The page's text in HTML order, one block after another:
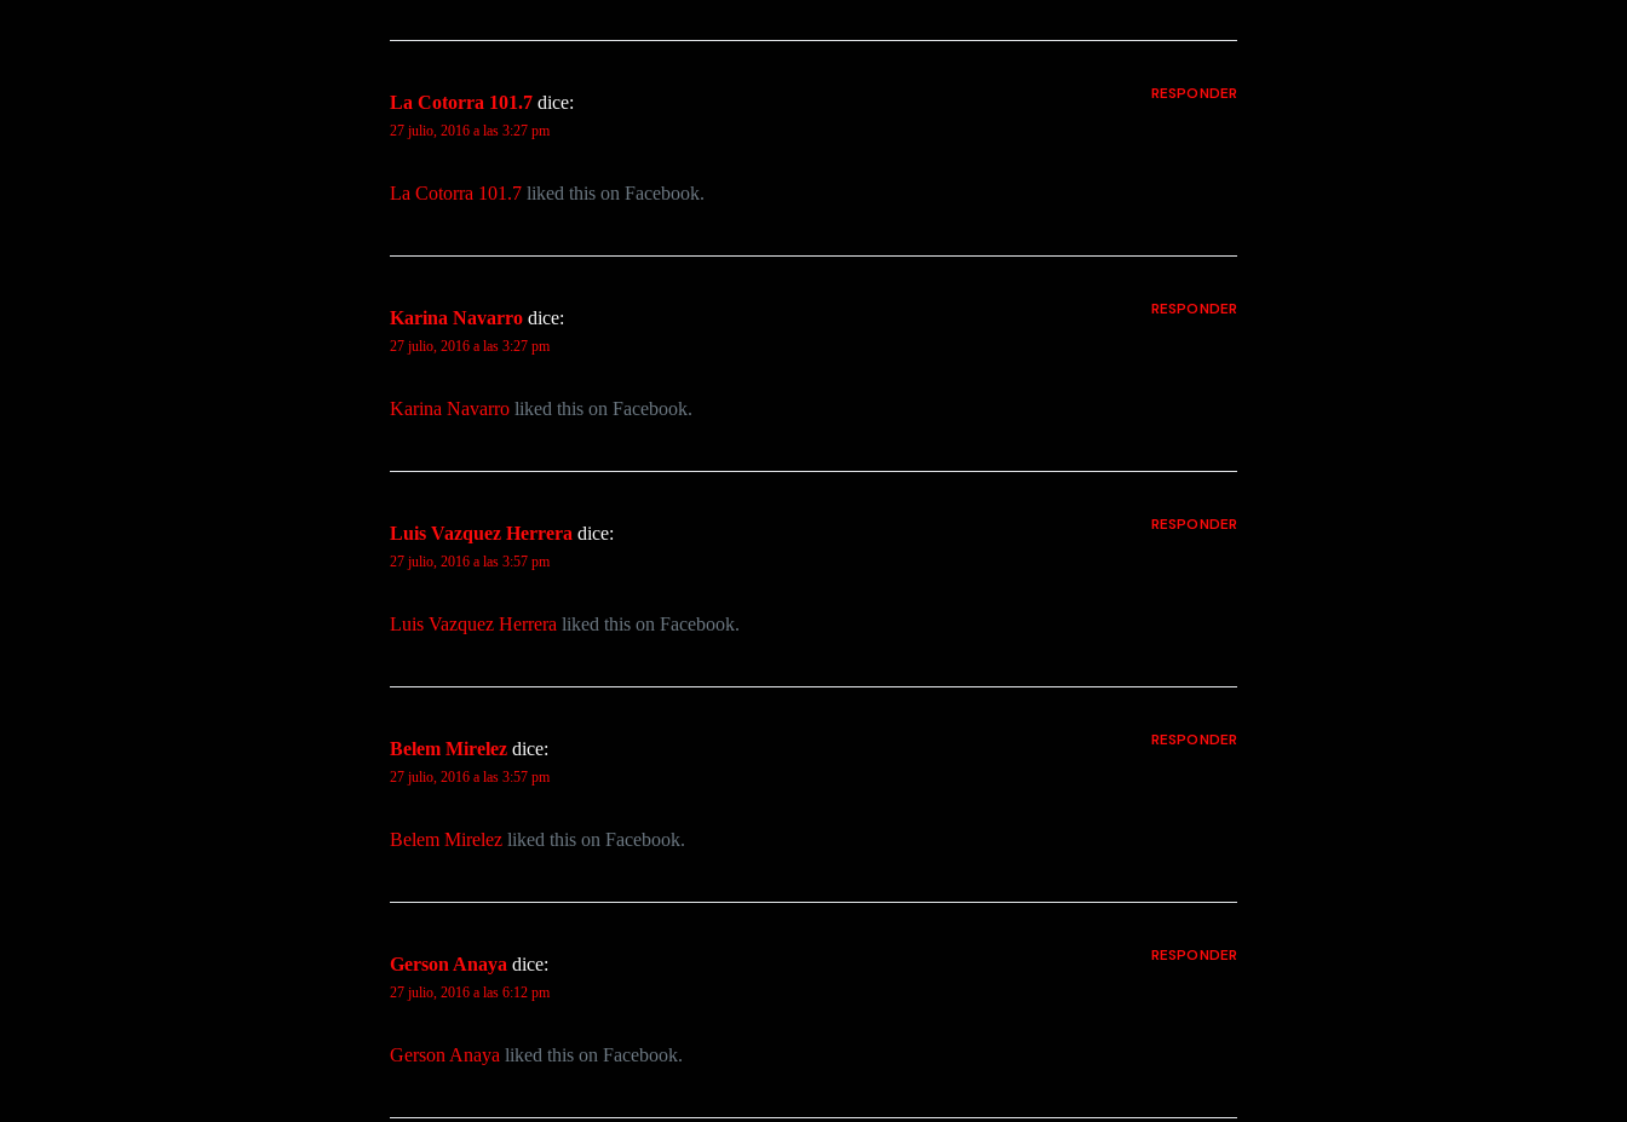
La Cotorra 101.7 dice:
27 julio, 2016 a las 3:27 pm
La Cotorra 101.7 liked this on Facebook.
RESPONDER
Karina Navarro dice:
27 julio, 2016 a las 3:27 pm
Karina Navarro liked this on Facebook.
RESPONDER
Luis Vazquez Herrera dice:
27 julio, 2016 a las 3:57 pm
Luis Vazquez Herrera liked this on Facebook.
RESPONDER
Belem Mirelez dice:
27 julio, 2016 a las 3:57 pm
Belem Mirelez liked this on Facebook.
RESPONDER
Gerson Anaya dice:
27 julio, 2016 a las 6:12 pm
Gerson Anaya liked this on Facebook.
RESPONDER